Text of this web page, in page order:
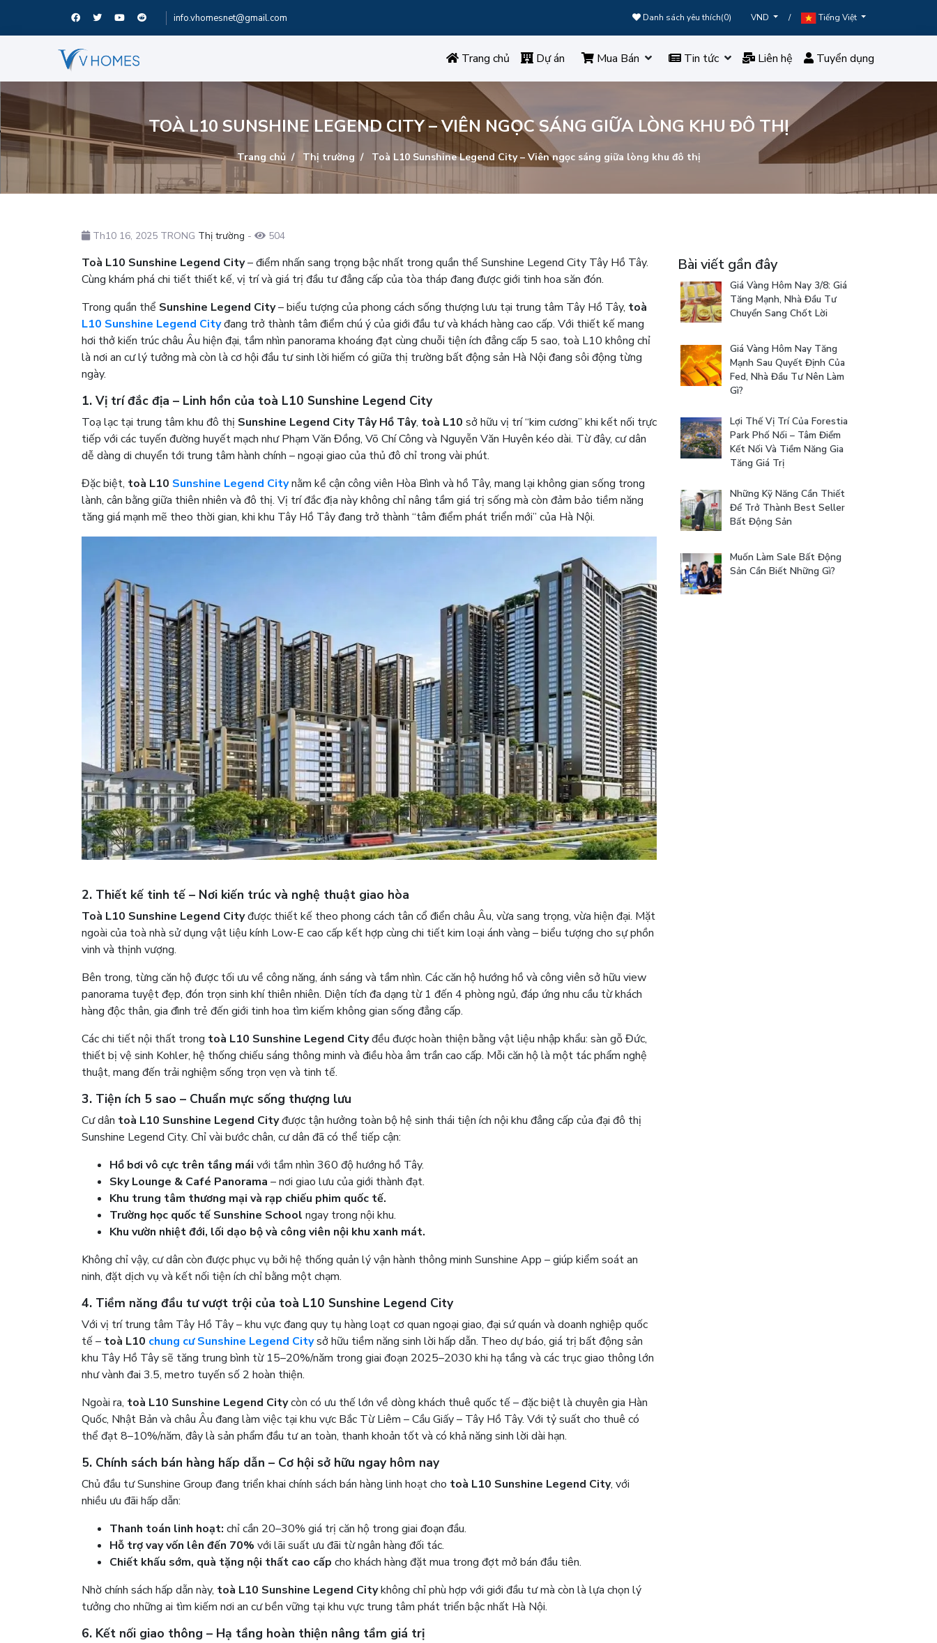
info.vhomesnet@gmail.com Danh sách yêu thích(0) VND / Tiếng Việt
Trang chủ Dự án Mua Bán Tin tức Liên hệ Tuyển dụng
TOÀ L10 SUNSHINE LEGEND CITY – VIÊN NGỌC SÁNG GIỮA LÒNG KHU ĐÔ THỊ
Trang chủ Thị trường Toà L10 Sunshine Legend City – Viên ngọc sáng giữa lòng khu đô thị
Th10 16, 2025 TRONG Thị trường - 504
Toà L10 Sunshine Legend City– điểm nhấn sang trọng bậc nhất trong quần thể Sunshine Legend City Tây Hồ Tây.
Cùng khám phá chi tiết thiết kế, vị trí và giá trị đầu tư đẳng cấp của tòa tháp đang được giới tinh hoa săn đón.
Trong quần thể Sunshine Legend City– biểu tượng của phong cách sống thượng lưu tại trung tâm Tây Hồ Tây, toà
L10 Sunshine Legend Cityđang trở thành tâm điểm chú ý của giới đầu tư và khách hàng cao cấp. Với thiết kế mang
hơi thở kiến trúc châu Âu hiện đại, tầm nhìn panorama khoáng đạt cùng chuỗi tiện ích đẳng cấp 5 sao, toà L10 không chỉ
là nơi an cư lý tưởng mà còn là cơ hội đầu tư sinh lời hiếm có giữa thị trường bất động sản Hà Nội đang sôi động từng
ngày.
1. Vị trí đắc địa – Linh hồn của toà L10 Sunshine Legend City
Toạ lạc tại trung tâm khu đô thị Sunshine Legend City Tây Hồ Tây, toà L10 sở hữu vị trí “kim cương” khi kết nối trực
tiếp với các tuyến đường huyết mạch như Phạm Văn Đồng, Võ Chí Công và Nguyễn Văn Huyên kéo dài. Từ đây, cư dân
dễ dàng di chuyển tới trung tâm hành chính – ngoại giao của thủ đô chỉ trong vài phút.
Đặc biệt, toà L10 Sunshine Legend Citynằm kề cận công viên Hòa Bình và hồ Tây, mang lại không gian sống trong
lành, cân bằng giữa thiên nhiên và đô thị. Vị trí đắc địa này không chỉ nâng tầm giá trị sống mà còn đảm bảo tiềm năng
tăng giá mạnh mẽ theo thời gian, khi khu Tây Hồ Tây đang trở thành “tâm điểm phát triển mới” của Hà Nội.
2. Thiết kế tinh tế – Nơi kiến trúc và nghệ thuật giao hòa
Toà L10 Sunshine Legend Cityđược thiết kế theo phong cách tân cổ điển châu Âu, vừa sang trọng, vừa hiện đại. Mặt
ngoài của toà nhà sử dụng vật liệu kính Low-E cao cấp kết hợp cùng chi tiết kim loại ánh vàng – biểu tượng cho sự phồn
vinh và thịnh vượng.
Bên trong, từng căn hộ được tối ưu về công năng, ánh sáng và tầm nhìn. Các căn hộ hướng hồ và công viên sở hữu view
panorama tuyệt đẹp, đón trọn sinh khí thiên nhiên. Diện tích đa dạng từ 1 đến 4 phòng ngủ, đáp ứng nhu cầu từ khách
hàng độc thân, gia đình trẻ đến giới tinh hoa tìm kiếm không gian sống đẳng cấp.
Các chi tiết nội thất trong toà L10 Sunshine Legend Cityđều được hoàn thiện bằng vật liệu nhập khẩu: sàn gỗ Đức,
thiết bị vệ sinh Kohler, hệ thống chiếu sáng thông minh và điều hòa âm trần cao cấp. Mỗi căn hộ là một tác phẩm nghệ
thuật, mang đến trải nghiệm sống trọn vẹn và tinh tế.
3. Tiện ích 5 sao – Chuẩn mực sống thượng lưu
Cư dân toà L10 Sunshine Legend Cityđược tận hưởng toàn bộ hệ sinh thái tiện ích nội khu đẳng cấp của đại đô thị
Sunshine Legend City. Chỉ vài bước chân, cư dân đã có thể tiếp cận:
Hồ bơi vô cực trên tầng mái với tầm nhìn 360 độ hướng hồ Tây.
Sky Lounge & Café Panorama – nơi giao lưu của giới thành đạt.
Khu trung tâm thương mại và rạp chiếu phim quốc tế.
Trường học quốc tế Sunshine School ngay trong nội khu.
Khu vườn nhiệt đới, lối dạo bộ và công viên nội khu xanh mát.
Không chỉ vậy, cư dân còn được phục vụ bởi hệ thống quản lý vận hành thông minh Sunshine App – giúp kiểm soát an
ninh, đặt dịch vụ và kết nối tiện ích chỉ bằng một chạm.
4. Tiềm năng đầu tư vượt trội của toà L10 Sunshine Legend City
Với vị trí trung tâm Tây Hồ Tây – khu vực đang quy tụ hàng loạt cơ quan ngoại giao, đại sứ quán và doanh nghiệp quốc
tế – toà L10 chung cư Sunshine Legend Citysở hữu tiềm năng sinh lời hấp dẫn. Theo dự báo, giá trị bất động sản
khu Tây Hồ Tây sẽ tăng trung bình từ 15–20%/năm trong giai đoạn 2025–2030 khi hạ tầng và các trục giao thông lớn
như vành đai 3.5, metro tuyến số 2 hoàn thiện.
Ngoài ra, toà L10 Sunshine Legend Citycòn có ưu thế lớn về dòng khách thuê quốc tế – đặc biệt là chuyên gia Hàn
Quốc, Nhật Bản và châu Âu đang làm việc tại khu vực Bắc Từ Liêm – Cầu Giấy – Tây Hồ Tây. Với tỷ suất cho thuê có
thể đạt 8–10%/năm, đây là sản phẩm đầu tư an toàn, thanh khoản tốt và có khả năng sinh lời dài hạn.
5. Chính sách bán hàng hấp dẫn – Cơ hội sở hữu ngay hôm nay
Chủ đầu tư Sunshine Group đang triển khai chính sách bán hàng linh hoạt cho toà L10 Sunshine Legend City, với
nhiều ưu đãi hấp dẫn:
Thanh toán linh hoạt: chỉ cần 20–30% giá trị căn hộ trong giai đoạn đầu.
Hỗ trợ vay vốn lên đến 70% với lãi suất ưu đãi từ ngân hàng đối tác.
Chiết khấu sớm, quà tặng nội thất cao cấp cho khách hàng đặt mua trong đợt mở bán đầu tiên.
Nhờ chính sách hấp dẫn này, toà L10 Sunshine Legend Citykhông chỉ phù hợp với giới đầu tư mà còn là lựa chọn lý
tưởng cho những ai tìm kiếm nơi an cư bền vững tại khu vực trung tâm phát triển bậc nhất Hà Nội.
6. Kết nối giao thông – Hạ tầng hoàn thiện nâng tầm giá trị
Bài viết gần đây
Giá Vàng Hôm Nay 3/8: Giá
Tăng Mạnh, Nhà Đầu Tư
Chuyển Sang Chốt Lời
Giá Vàng Hôm Nay Tăng
Mạnh Sau Quyết Định Của
Fed, Nhà Đầu Tư Nên Làm
Gì?
Lợi Thế Vị Trí Của Forestia
Park Phố Nối – Tâm Điểm
Kết Nối Và Tiềm Năng Gia
Tăng Giá Trị
Những Kỹ Năng Cần Thiết
Để Trở Thành Best Seller
Bất Động Sản
Muốn Làm Sale Bất Động
Sản Cần Biết Những Gì?